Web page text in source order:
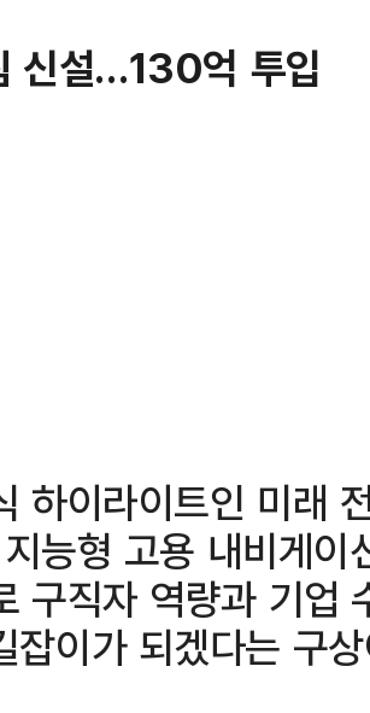
신설…130억 투입
하이라이트인 미래
능형 고용 내비게
구직자 역량과 기업
잡이가 되겠다는 구